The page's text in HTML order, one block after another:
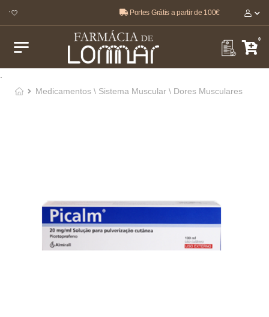
🤍 Portes Grátis a partir de 100€
0
Medicamentos \ Sistema Muscular \ Dores Musculares